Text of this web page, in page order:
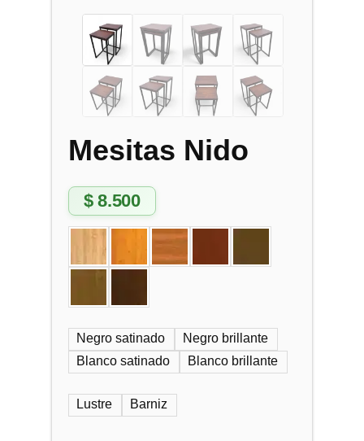
Mesitas Nido
$8.500
Negro satinado
Negro brillante
Blanco satinado
Blanco brillante
Lustre Barniz